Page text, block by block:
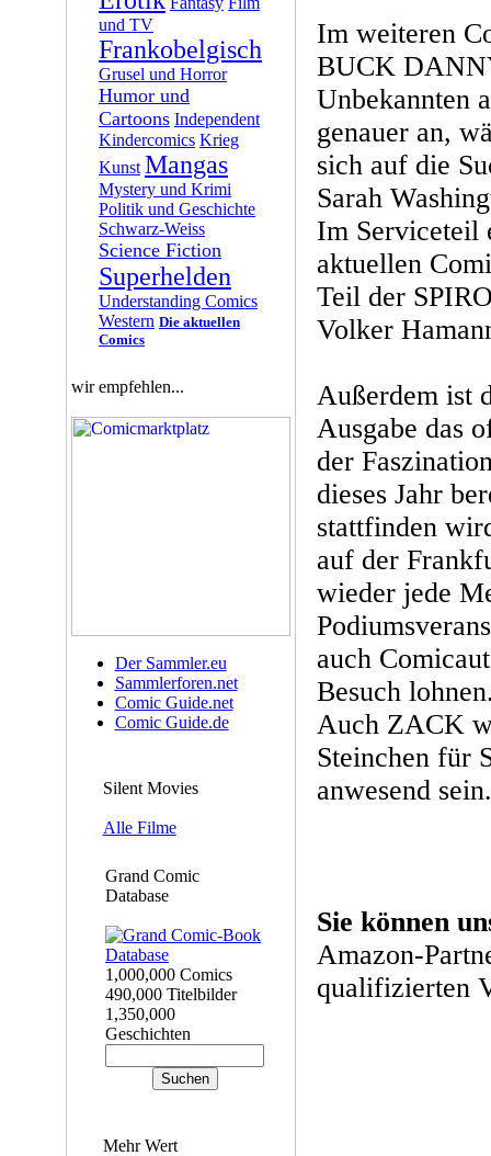
und TV
Frankobelgisch
Grusel und Horror
Humor und
Cartoons Independent
Kindercomics Krieg
Kunst Mangas
Mystery und Krimi
Politik und Geschichte
Schwarz-Weiss
Science Fiction
Superhelden
Understanding Comics
Western Die aktuellen
Comics
wir empfehlen...
Der Sammler.eu
Sammlerforen.net
Comic Guide.net
Comic Guide.de
Silent Movies
Alle Filme
Grand Comic
Database
1,000,000 Comics
490,000 Titelbilder
1,350,000
Geschichten
Mehr Wert
Im weiteren
BUCK
Unbekannten
genauer an,
sich auf die
Sarah
Im Serviceteil
aktuellen
Teil der
Volker
Außerdem ist
Ausgabe das
der
dieses Jahr
stattfinden
auf der
wieder jede
auch
Besuch
Auch ZACK
Steinchen für
anwesend sein.
Sie können
Amazon-
qualifizierten